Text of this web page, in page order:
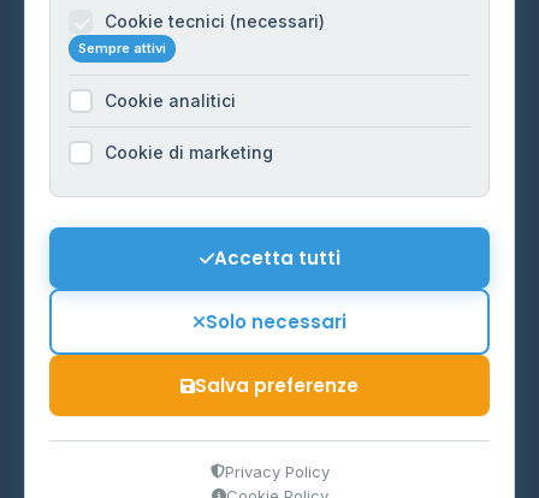
Informazioni legali
Cookie Policy
Preferenze Cookie
Mappa del sito
P.IVA 03859300364
Cookie tecnici (necessari)
Sempre attivi
Cookie analitici
Cookie di marketing
Accetta tutti
Solo necessari
Salva preferenze
Privacy Policy